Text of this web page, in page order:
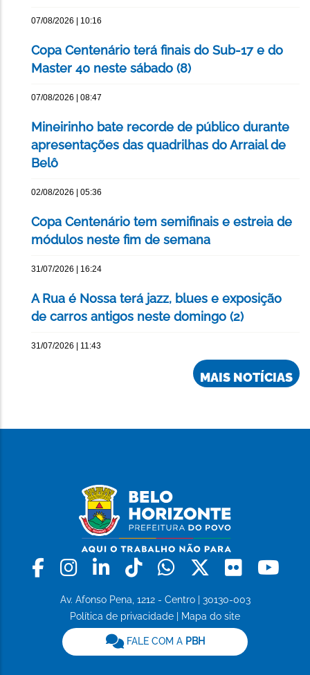
07/08/2026 | 10:16
Copa Centenário terá finais do Sub-17 e do
Master 40 neste sábado (8)
07/08/2026 | 08:47
Mineirinho bate recorde de público durante
apresentações das quadrilhas do Arraial de
Belô
02/08/2026 | 05:36
Copa Centenário tem semifinais e estreia de
módulos neste fim de semana
31/07/2026 | 16:24
A Rua é Nossa terá jazz, blues e exposição
de carros antigos neste domingo (2)
31/07/2026 | 11:43
MAIS NOTÍCIAS
Facebook
Instagram
LinkedinTiktokWhatsapp
X Flickr
Av. Afonso Pena, 1212 - Centro | 30130-003
Política de privacidade
Mapa do site
FALE COM A PBH